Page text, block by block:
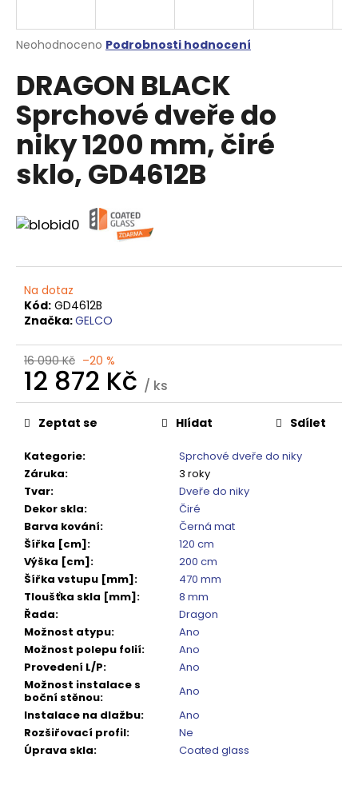
Průměrné
produktu
je
0,0
z
5
hvězdiček.
Neohodnoceno Podrobnosti hodnocení
DRAGON BLACK
Sprchové dveře do
niky 1200 mm, čiré
sklo, GD4612B
Na dotaz
Kód: GD4612B
Značka:GELCO
16 090 Kč –20 %
12 872 Kč / ks
Měrná
cena:
Kategorie:
Sprchové dveře do niky
Záruka:
3 roky
Tvar:
Dveře do niky
Dekor skla:
Čiré
Barva kování:
Černá mat
Šířka [cm] :
120 cm
Výška [cm] :
200 cm
Šířka vstupu [mm] :
470 mm
Tloušťka skla [mm] :
8 mm
Řada:
Dragon
Možnost atypu:
Ano
Možnost polepu folií:
Ano
Provedení L/P:
Ano
Možnost instalace s
boční stěnou:
Ano
Instalace na dlažbu:
Ano
Rozšiřovací profil:
Ne
Úprava skla: Coated glass
Zeptat se Hlídat Sdílet
j
t
?
HLEDAT
o
p
o
u
č
u
e
m
e
SPRCHOVÁ
VANIČKA
MITIA
PMB16090
1600X900
MM,
BÍLÁ
PROFILOVANÁ
14
120
Kč
Původně:
17
650
Kč